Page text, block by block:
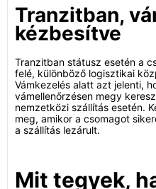
Tranzitban,
kézbesítve
Tranzitban státusz esetén a
felé, különböző logisztikai
Vámkezelés alatt azt jelenti,
vámellenőrzésen megy
nemzetközi szállítás esetén.
meg, amikor a csomagot
a szállítás lezárult.
Mit tegyek,